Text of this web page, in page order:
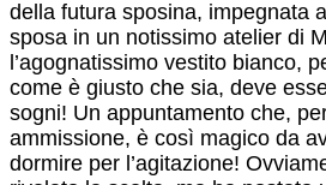
della futura sposina, impegnata
sposa in un notissimo atelier di
l’agognatissimo vestito bianco,
come è giusto che sia, deve
sogni! Un appuntamento che,
ammissione, è così magico da
dormire per l’agitazione!